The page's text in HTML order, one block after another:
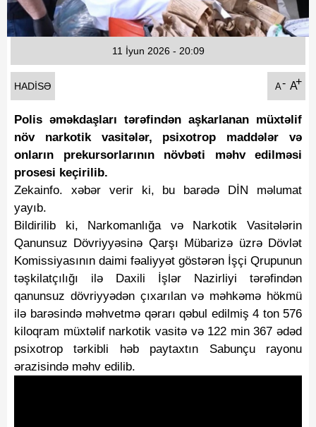
HADISƏ A- A+
11 İyun 2026 - 20:09
Polis əməkdaşları tərəfindən aşkarlanan müxtəlif
növ narkotik vasitələr, psixotrop maddələr və
onların prekursorlarının növbəti məhv edilməsi
prosesi keçirilib.
Zekainfo. xəbər verir ki, bu barədə DİN məlumat
yayıb.
Bildirilib ki, Narkomanlığa və Narkotik Vasitələrin
Qanunsuz Dövriyyəsinə Qarşı Mübarizə üzrə Dövlət
Komissiyasının daimi fəaliyyət göstərən İşçi Qrupunun
təşkilatçılığı ilə Daxili İşlər Nazirliyi tərəfindən
qanunsuz dövriyyədən çıxarılan və məhkəmə hökmü
ilə barəsində məhvetmə qərarı qəbul edilmiş 4 ton 576
kiloqram müxtəlif narkotik vasitə və 122 min 367 ədəd
psixotrop tərkibli həb paytaxtın Sabunçu rayonu
ərazisində məhv edilib.